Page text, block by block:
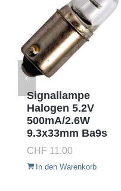
Signallampe
Halogen 5.2V
500mA/2.6W
9.3x33mm Ba9s
CHF 11.00
In den Warenkorb